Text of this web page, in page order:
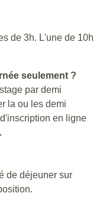
de 3h. L'une de 10h
seulement ?
par demi
la ou les demi
en ligne
.
de déjeuner sur